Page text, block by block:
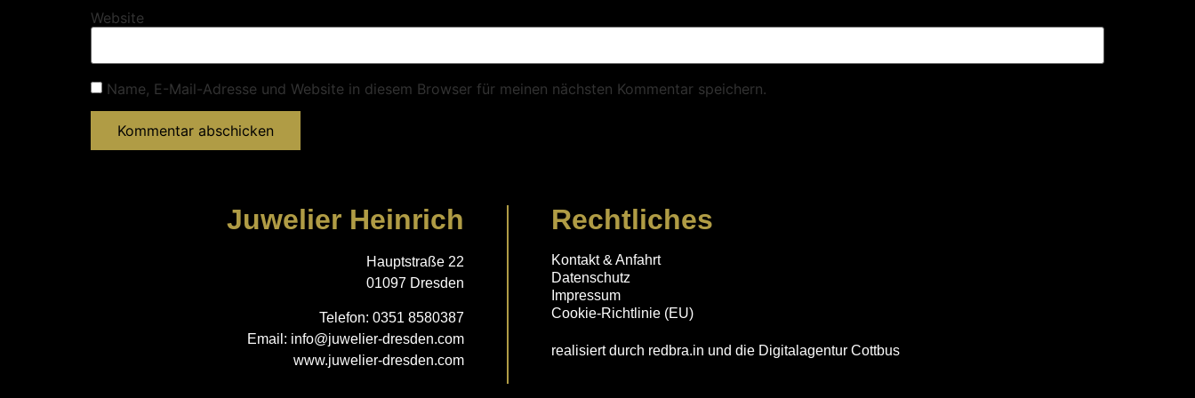
Website
Name, E-Mail-Adresse und Website in diesem Browser für meinen nächsten Kommentar speichern.
Juwelier Heinrich
Hauptstraße 22
01097 Dresden
Telefon: 0351 8580387
Email: info@juwelier-dresden.com
www.juwelier-dresden.com
Rechtliches
Kontakt & Anfahrt
Datenschutz
Impressum
Cookie-Richtlinie (EU)
realisiert durch redbra.in und die Digitalagentur Cottbus